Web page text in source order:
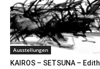
Ausstellungen
KAIROS – SETSUNA – Edith